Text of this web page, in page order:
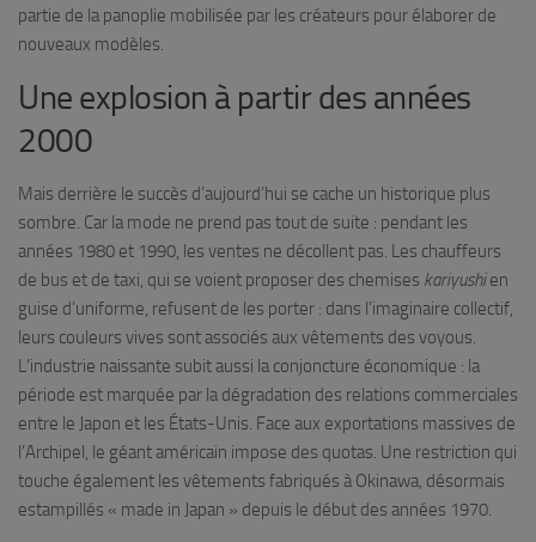
partie de la panoplie mobilisée par les créateurs pour élaborer de
nouveaux modèles.
Une explosion à partir des années
2000
Mais derrière le succès d’aujourd’hui se cache un historique plus
sombre. Car la mode ne prend pas tout de suite : pendant les
années 1980 et 1990, les ventes ne décollent pas. Les chauffeurs
de bus et de taxi, qui se voient proposer des chemises kariyushien
guise d’uniforme, refusent de les porter : dans l’imaginaire collectif,
leurs couleurs vives sont associés aux vêtements des voyous.
L’industrie naissante subit aussi la conjoncture économique : la
période est marquée par la dégradation des relations commerciales
entre le Japon et les États-Unis. Face aux exportations massives de
l’Archipel, le géant américain impose des quotas. Une restriction qui
touche également les vêtements fabriqués à Okinawa, désormais
estampillés « made in Japan » depuis le début des années 1970.